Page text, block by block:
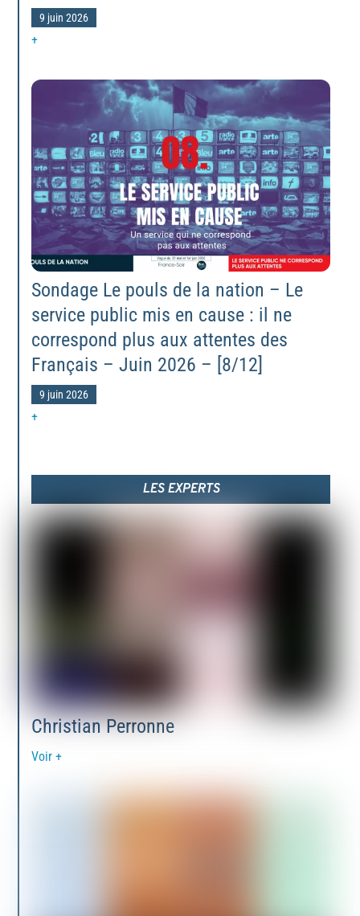
9 juin 2026
+
Sondage Le pouls de la nation – Le
service public mis en cause : il ne
correspond plus aux attentes des
Français – Juin 2026 – [8/12]
9 juin 2026
+
LES EXPERTS
Christian Perronne
Voir +